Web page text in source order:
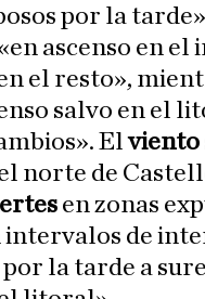
por la
ascenso en el
el resto»,
salvo en el
Elviento
norte de
en zonas
intervalos de
la tarde a